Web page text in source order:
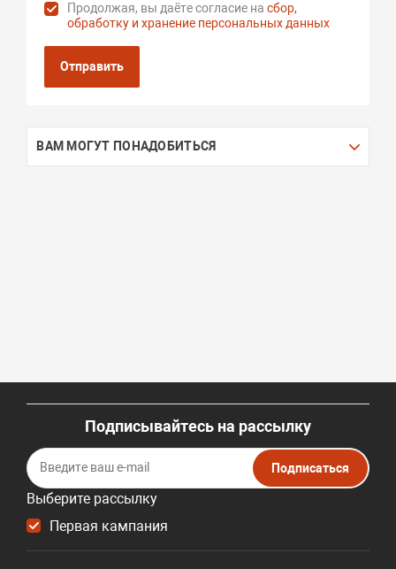
Продолжая, вы даёте согласие насбор,
обработку и хранение персональных данных
Отправить
ВАМ МОГУТ ПОНАДОБИТЬСЯ
Подписывайтесь на рассылку
Выберите рассылку
Первая кампания
Подписаться